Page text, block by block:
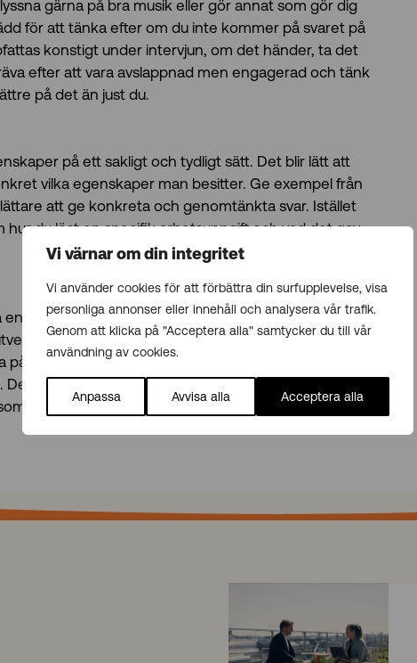
Vi värnar om din integritet
Vi använder cookies för att förbättra din surfupplevelse, visa
personliga annonser eller innehåll och analysera vår trafik.
Genom att klicka på "Acceptera alla" samtycker du till vår
användning av cookies.
Anpassa Avvisa alla Acceptera alla
gärna på bra musik eller gör annat som gör dig
för att tänka efter om du inte kommer på svaret på
konstigt under intervjun, om det händer, ta det
efter att vara avslappnad men engagerad och tänk
på det än just du.
på ett sakligt och tydligt sätt. Det blir lätt att
vilka egenskaper man besitter. Ge exempel från
att ge konkreta och genomtänkta svar. Istället
hur du löst en specifik arbetsuppgift och vad det gav
arbetsplats. Se till att få tydliga svar om rollen så att
svaret om något är otydligt. Det är även bra att
arbetsplatsen. Du kan också fråga om chefen och
för att skapa dig en bättre bild av företaget som
passar dig.